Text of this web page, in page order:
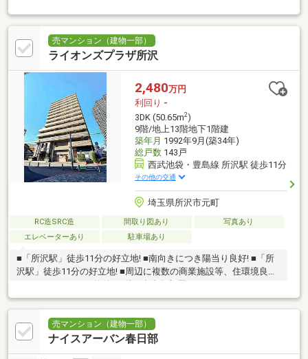
売マンション（建物一部）
ライオンズプラザ所沢
2,480万円
利回り -
3DK (50.65m2)
9階/地上13階地下1階建
築年月 1992年9月(築34年)
総戸数143戸
西武池袋・豊島線 所沢駅 徒歩11分
その他の交通
埼玉県所沢市元町
RC造SRC造 間取り図あり
写真あり
エレベーターあり
駐車場あり
■「所沢駅」徒歩11分の好立地! ■南向きにつき陽当り良好! ■「所
沢駅」徒歩11分の好立地! ■周辺に複数の商業施設等、住環境良好!
売マンション（建物一部）
ナイスアーバン春日部